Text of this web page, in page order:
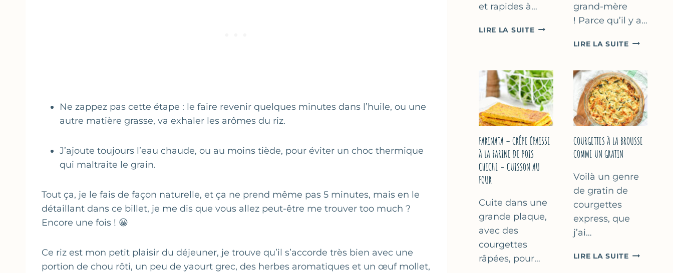
Ne zappez pas cette étape : le faire revenir quelques minutes dans l’huile, ou une
autre matière grasse, va exhaler les arômes du riz.
J’ajoute toujours l’eau chaude, ou au moins tiède, pour éviter un choc thermique
qui maltraite le grain.
Tout ça, je le fais de façon naturelle, et ça ne prend même pas 5 minutes, mais en le
détaillant dans ce billet, je me dis que vous allez peut-être me trouver too much ?
Encore une fois ! 😀
Ce riz est mon petit plaisir du déjeuner, je trouve qu’il s’accorde très bien avec une
portion de chou rôti, un peu de yaourt grec, des herbes aromatiques et un œuf mollet,
et rapides à…
LIRE LA SUITEBÂTONNETS
&
YAOURT
GREC
–
SANS
grand-mère
! Parce qu’il y a…
LIRE LA SUITEBEIGNETS
À
LA
BIÈRE
–
COMME
MARSEILLE
FARINATA – CRÊPE ÉPAISSE
À LA FARINE DE POIS
CHICHE – CUISSON AU
FOUR
Cuite dans une
grande plaque,
avec des
courgettes
râpées, pour…
COURGETTES À LA BROUSSE
COMME UN GRATIN
Voilà un genre
de gratin de
courgettes
express, que
j’ai…
LIRE LA SUITE